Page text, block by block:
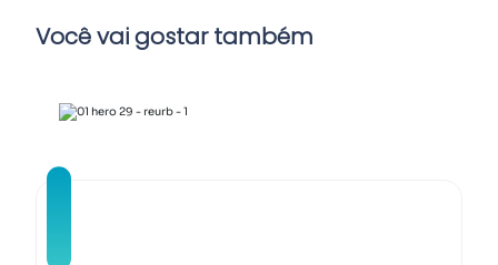
Você vai gostar também